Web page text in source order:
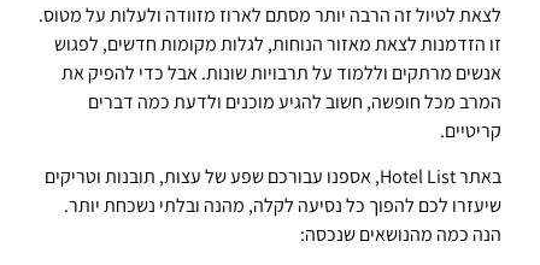
לצאת לטיול זה הרבה יותר מסתם לארוז מזוודה ולעלות על מטוס.
זו הזדמנות לצאת מאזור הנוחות, לגלות מקומות חדשים, לפגוש
אנשים מרתקים וללמוד על תרבויות שונות. אבל כדי להפיק את
המרב מכל חופשה, חשוב להגיע מוכנים ולדעת כמה דברים
קריטיים.
באתר Hotel List, אספנו עבורכם שפע של עצות, תובנות וטריקים
שיעזרו לכם להפוך כל נסיעה לקלה, מהנה ובלתי נשכחת יותר.
הנה כמה מהנושאים שנכסה: